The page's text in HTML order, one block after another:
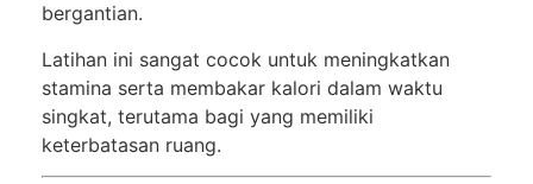
bergantian.
Latihan ini sangat cocok untuk meningkatkan
stamina serta membakar kalori dalam waktu
singkat, terutama bagi yang memiliki
keterbatasan ruang.